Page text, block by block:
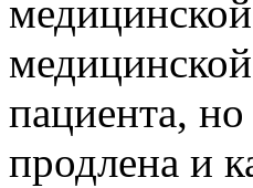
пациента,
продлена и